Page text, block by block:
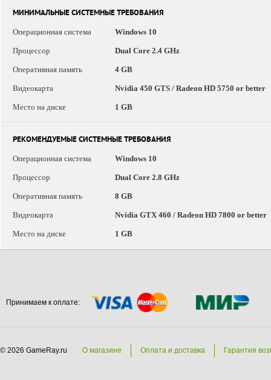
МИНИМАЛЬНЫЕ СИСТЕМНЫЕ ТРЕБОВАНИЯ
Операционная система
Windows 10
Процессор Dual Core 2.4 GHz
Оперативная память 4 GB
Видеокарта Nvidia 450 GTS / Radeon HD 5750 or better
Место на диске 1 GB
РЕКОМЕНДУЕМЫЕ СИСТЕМНЫЕ ТРЕБОВАНИЯ
Операционная система
Windows 10
Процессор Dual Core 2.8 GHz
Оперативная память 8 GB
Видеокарта Nvidia GTX 460 / Radeon HD 7800 or better
Место на диске 1 GB
Принимаем к оплате:
© 2026 GameRay.ru О магазине Оплата и доставка Гарантия